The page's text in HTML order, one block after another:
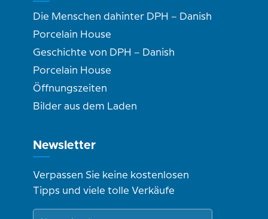
Die Menschen dahinter DPH – Danish
Porcelain House
Geschichte von DPH – Danish
Porcelain House
Öffnungszeiten
Bilder aus dem Laden
Newsletter
Verpassen Sie keine kostenlosen
Tipps und viele tolle Verkäufe